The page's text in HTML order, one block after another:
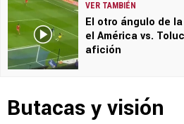
VER TAMBIÉN
El otro ángulo de
el América vs.
afición
Butacas y visión